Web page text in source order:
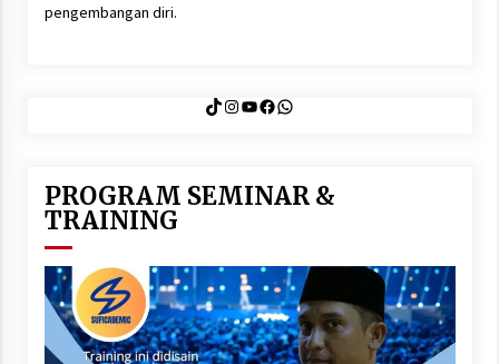
pengembangan diri.
TikTok
Instagram
YouTube
Facebook
WhatsApp
PROGRAM SEMINAR &
TRAINING